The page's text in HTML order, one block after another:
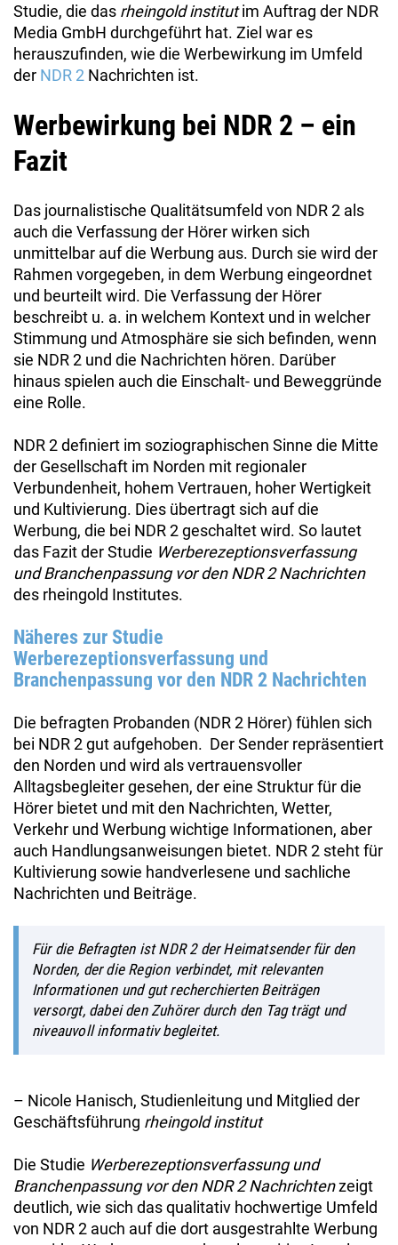
Studie, die das rheingold institutim Auftrag der NDR
Media GmbH durchgeführt hat. Ziel war es
herauszufinden, wie die Werbewirkung im Umfeld
der NDR 2 Nachrichten ist.
Werbewirkung bei NDR 2 – ein
Fazit
Das journalistische Qualitätsumfeld von NDR 2 als
auch die Verfassung der Hörer wirken sich
unmittelbar auf die Werbung aus. Durch sie wird der
Rahmen vorgegeben, in dem Werbung eingeordnet
und beurteilt wird. Die Verfassung der Hörer
beschreibt u. a. in welchem Kontext und in welcher
Stimmung und Atmosphäre sie sich befinden, wenn
sie NDR 2 und die Nachrichten hören. Darüber
hinaus spielen auch die Einschalt- und Beweggründe
eine Rolle.
NDR 2 definiert im soziographischen Sinne die Mitte
der Gesellschaft im Norden mit regionaler
Verbundenheit, hohem Vertrauen, hoher Wertigkeit
und Kultivierung. Dies übertragt sich auf die
Werbung, die bei NDR 2 geschaltet wird. So lautet
das Fazit der Studie Werberezeptionsverfassung
und Branchenpassung vor den NDR 2 Nachrichten
des rheingold Institutes.
Näheres zur Studie
Werberezeptionsverfassung und
Branchenpassung vor den NDR 2 Nachrichten
Die befragten Probanden (NDR 2 Hörer) fühlen sich
bei NDR 2 gut aufgehoben. Der Sender repräsentiert
den Norden und wird als vertrauensvoller
Alltagsbegleiter gesehen, der eine Struktur für die
Hörer bietet und mit den Nachrichten, Wetter,
Verkehr und Werbung wichtige Informationen, aber
auch Handlungsanweisungen bietet. NDR 2 steht für
Kultivierung sowie handverlesene und sachliche
Nachrichten und Beiträge.
Für die Befragten ist NDR 2 der Heimatsender für den
Norden, der die Region verbindet, mit relevanten
Informationen und gut recherchierten Beiträgen
versorgt, dabei den Zuhörer durch den Tag trägt und
niveauvoll informativ begleitet.
– Nicole Hanisch, Studienleitung und Mitglied der
Geschäftsführung rheingold institut
Die Studie Werberezeptionsverfassung und
Branchenpassung vor den NDR 2 Nachrichtenzeigt
deutlich, wie sich das qualitativ hochwertige Umfeld
von NDR 2 auch auf die dort ausgestrahlte Werbung